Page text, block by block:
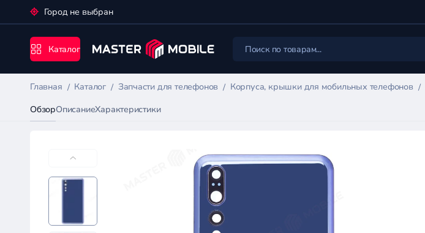
Город не выбран
Каталог
Главная Каталог Запчасти для телефонов Корпуса, крышки для мобильных телефонов
ОбзорОписаниеХарактеристики